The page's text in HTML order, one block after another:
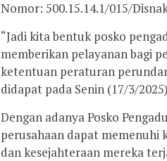
Nomor: 500.15.14.1/015/
“Jadi kita bentuk posko
memberikan pelayanan bagi
ketentuan peraturan
didapat pada Senin (17/3/
Dengan adanya Posko
perusahaan dapat memenuhi
dan kesejahteraan mereka